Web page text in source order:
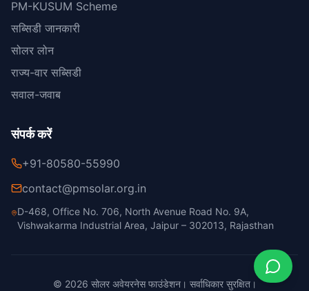
PM-KUSUM Scheme
सब्सिडी जानकारी
सोलर लोन
राज्य-वार सब्सिडी
सवाल-जवाब
संपर्क करें
+91-80580-55990
contact@pmsolar.org.in
D-468, Office No. 706, North Avenue Road No. 9A,
Vishwakarma Industrial Area, Jaipur – 302013, Rajasthan
© 2026 सोलर अवेयरनेस फाउंडेशन। सर्वाधिकार सुरक्षित।